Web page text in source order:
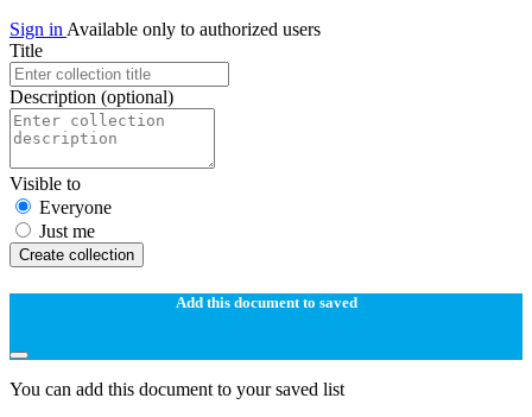
Sign in Available only to authorized users
Title
Description (optional)
Visible to
Everyone
Just me
Create collection
Add this document to saved
You can add this document to your saved list